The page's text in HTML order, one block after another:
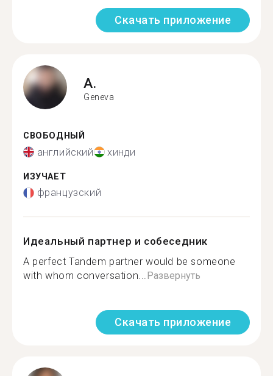
Скачать приложение
A.
Geneva
СВОБОДНЫЙ
английский хинди
ИЗУЧАЕТ
французский
Идеальный партнер и собеседник
A perfect Tandem partner would be someone
with whom conversation...Развернуть
Скачать приложение